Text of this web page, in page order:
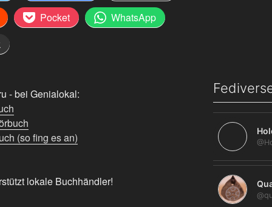
Pocket
WhatsApp
- bei Genialokal:
(so fing es an)
lokale Buchhändler!